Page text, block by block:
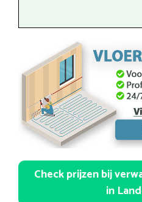
Check prijzen bij
in